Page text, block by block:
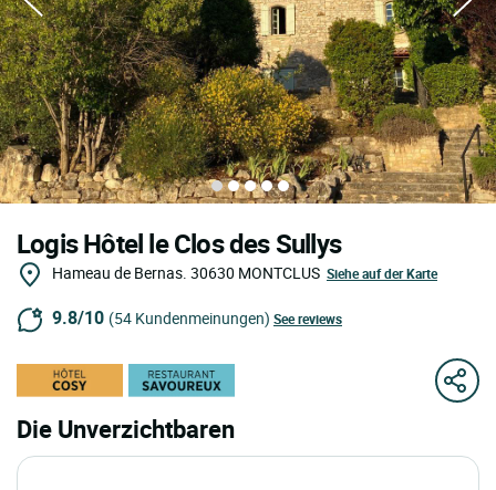
Logis Hôtel le Clos des Sullys
Hameau de Bernas. 30630 MONTCLUS Siehe auf der Karte
9.8/10 (54 Kundenmeinungen) See reviews
Die Unverzichtbaren